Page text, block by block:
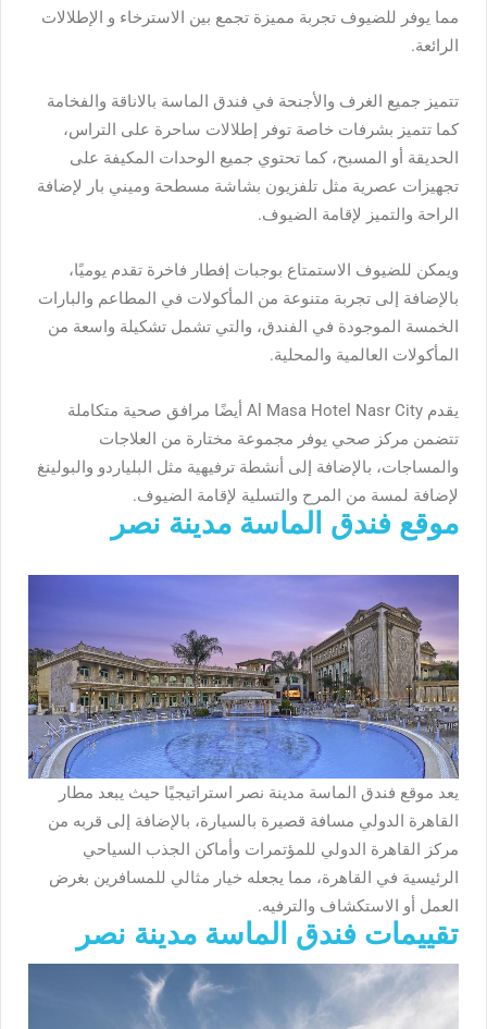
مما يوفر للضيوف تجربة مميزة تجمع بين الاسترخاء و الإطلالات
الرائعة.
تتميز جميع الغرف والأجنحة في فندق الماسة بالاناقة والفخامة
كما تتميز بشرفات خاصة توفر إطلالات ساحرة على التراس،
الحديقة أو المسبح، كما تحتوي جميع الوحدات المكيفة على
تجهيزات عصرية مثل تلفزيون بشاشة مسطحة وميني بار لإضافة
الراحة والتميز لإقامة الضيوف.
ويمكن للضيوف الاستمتاع بوجبات إفطار فاخرة تقدم يوميًا،
بالإضافة إلى تجربة متنوعة من المأكولات في المطاعم والبارات
الخمسة الموجودة في الفندق، والتي تشمل تشكيلة واسعة من
المأكولات العالمية والمحلية.
يقدم Al Masa Hotel Nasr City أيضًا مرافق صحية متكاملة
تتضمن مركز صحي يوفر مجموعة مختارة من العلاجات
والمساجات، بالإضافة إلى أنشطة ترفيهية مثل البلياردو والبولينغ
لإضافة لمسة من المرح والتسلية لإقامة الضيوف.
موقع فندق الماسة مدينة نصر
يعد موقع فندق الماسة مدينة نصر استراتيجيًا حيث يبعد مطار
القاهرة الدولي مسافة قصيرة بالسيارة، بالإضافة إلى قربه من
مركز القاهرة الدولي للمؤتمرات وأماكن الجذب السياحي
الرئيسية في القاهرة، مما يجعله خيار مثالي للمسافرين بغرض
العمل أو الاستكشاف والترفيه.
تقييمات فندق الماسة مدينة نصر